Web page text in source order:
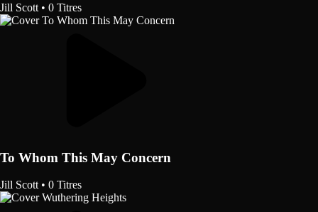
Jill Scott • 0 Titres
To Whom This May Concern
Jill Scott • 0 Titres